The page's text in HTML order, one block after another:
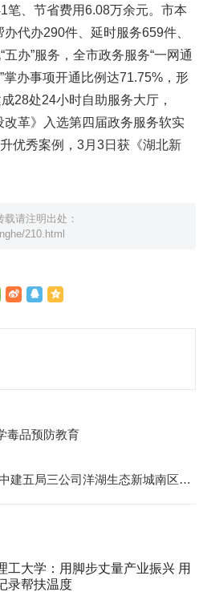
笔、节省费用6.08万余元。市本
代办290件、延时服务659件、
五办”服务，全市政务服务“一网通
掌办事项开通比例达71.75%，形
28处24小时自助服务大厅，
改革》入选第四届政务服务软实
优秀案例，3月3日获《湖北新
请注明出处：
210.html
毒品预防教育
人勤春来早,植绿正当时——中建五局三公司洋湖生态新城南区智慧能源站项目开展义务植树活动
工大学：用脚步丈量产业振兴 用
录帮扶温度